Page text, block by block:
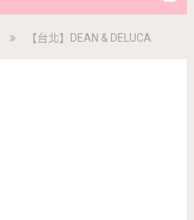
【台北】DEAN & DELUCA